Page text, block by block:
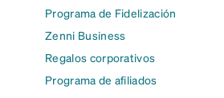
Programa de Fidelización
Zenni Business
Regalos corporativos
Programa de afiliados